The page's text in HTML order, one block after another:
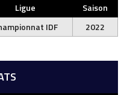
Ligue
Saison
IDF 2022